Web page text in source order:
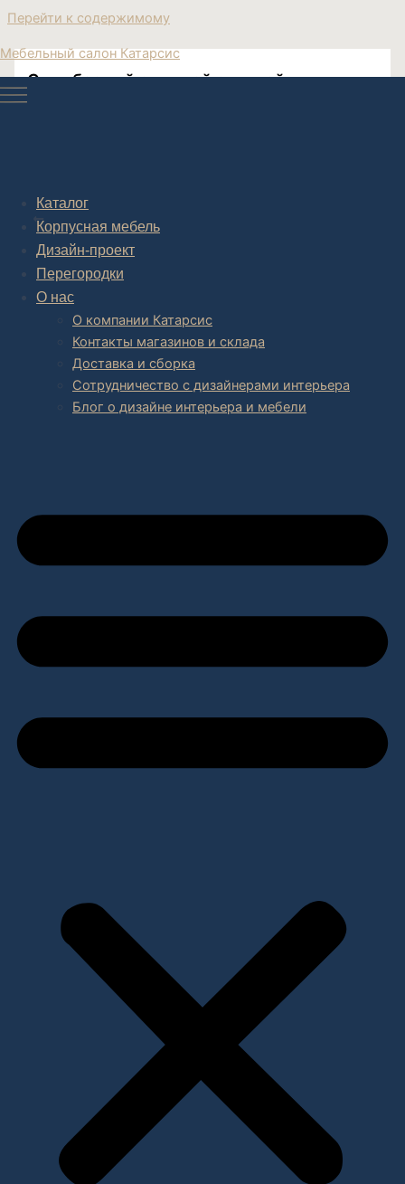
Перейти к содержимому
Мебельный салон Катарсис
Каталог
Корпусная мебель
Дизайн-проект
Перегородки
О нас
О компании Катарсис
Контакты магазинов и склада
Доставка и сборка
Сотрудничество с дизайнерами интерьера
Блог о дизайне интерьера и мебели
Стул барный с мягкой спинкой
Post navigation